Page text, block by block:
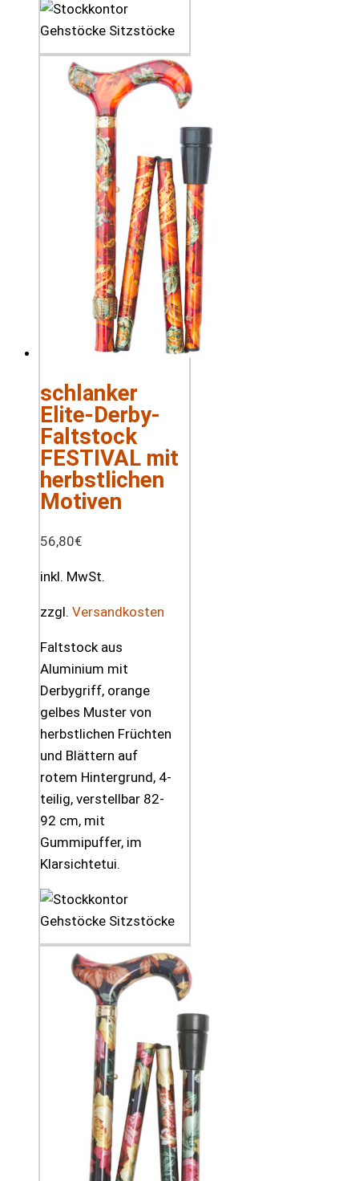
schlanker
Elite-Derby-
Faltstock
FESTIVAL mit
herbstlichen
Motiven
56,80€
inkl. MwSt.
zzgl. Versandkosten
Faltstock aus
Aluminium mit
Derbygriff, orange
gelbes Muster von
herbstlichen Früchten
und Blättern auf
rotem Hintergrund, 4-
teilig, verstellbar 82-
92 cm, mit
Gummipuffer, im
Klarsichtetui.